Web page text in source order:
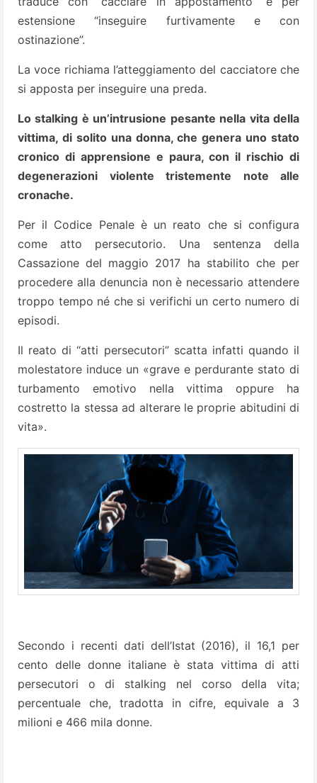
estensione “inseguire furtivamente e con
ostinazione”.
La voce richiama l’atteggiamento del cacciatore che
si apposta per inseguire una preda.
Lo stalking è un’intrusione pesante nella vita della
vittima, di solito una donna, che genera uno stato
cronico di apprensione e paura, con il rischio di
degenerazioni violente tristemente note alle
cronache.
Per il Codice Penale è un reato che si configura
come atto persecutorio. Una sentenza della
Cassazione del maggio 2017 ha stabilito che per
procedere alla denuncia non è necessario attendere
troppo tempo né che si verifichi un certo numero di
episodi.
Il reato di “atti persecutori” scatta infatti quando il
molestatore induce un «grave e perdurante stato di
turbamento emotivo nella vittima oppure ha
costretto la stessa ad alterare le proprie abitudini di
vita».
Secondo i recenti dati dell’Istat (2016), il 16,1 per
cento delle donne italiane è stata vittima di atti
persecutori o di stalking nel corso della vita;
percentuale che, tradotta in cifre, equivale a 3
milioni e 466 mila donne.